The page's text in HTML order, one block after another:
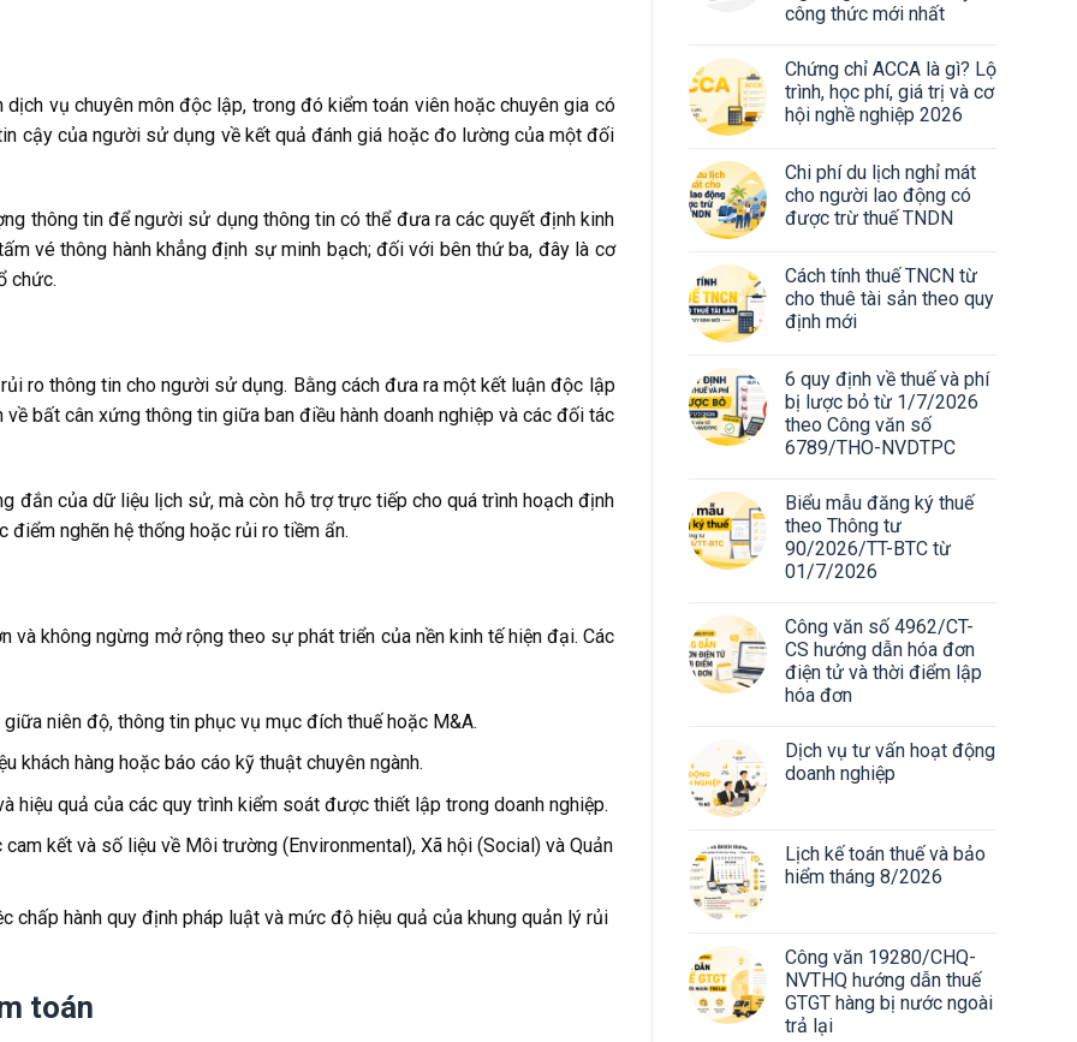
vụ chuyên môn độc lập, trong đó kiểm toán viên hoặc chuyên gia có
cậy của người sử dụng về kết quả đánh giá hoặc đo lường của một đối
thông tin để người sử dụng thông tin có thể đưa ra các quyết định kinh
vé thông hành khẳng định sự minh bạch; đối với bên thứ ba, đây là cơ
chức.
ro thông tin cho người sử dụng. Bằng cách đưa ra một kết luận độc lập
bất cân xứng thông tin giữa ban điều hành doanh nghiệp và các đối tác
đắn của dữ liệu lịch sử, mà còn hỗ trợ trực tiếp cho quá trình hoạch định
điểm nghẽn hệ thống hoặc rủi ro tiềm ẩn.
không ngừng mở rộng theo sự phát triển của nền kinh tế hiện đại. Các
niên độ, thông tin phục vụ mục đích thuế hoặc M&A.
khách hàng hoặc báo cáo kỹ thuật chuyên ngành.
hiệu quả của các quy trình kiểm soát được thiết lập trong doanh nghiệp.
kết và số liệu về Môi trường (Environmental), Xã hội (Social) và Quản
chấp hành quy định pháp luật và mức độ hiệu quả của khung quản lý rủi
toán
công thức mới nhất
Chứng chỉ ACCA là gì? Lộ
trình, học phí, giá trị và cơ
hội nghề nghiệp 2026
Chi phí du lịch nghỉ mát
cho người lao động có
được trừ thuế TNDN
Cách tính thuế TNCN từ
cho thuê tài sản theo quy
định mới
6 quy định về thuế và phí
bị lược bỏ từ 1/7/2026
theo Công văn số
6789/THO-NVDTPC
Biểu mẫu đăng ký thuế
theo Thông tư
90/2026/TT-BTC từ
01/7/2026
Công văn số 4962/CT-
CS hướng dẫn hóa đơn
điện tử và thời điểm lập
hóa đơn
Dịch vụ tư vấn hoạt động
doanh nghiệp
Lịch kế toán thuế và bảo
hiểm tháng 8/2026
Công văn 19280/CHQ-
NVTHQ hướng dẫn thuế
GTGT hàng bị nước ngoài
trả lại